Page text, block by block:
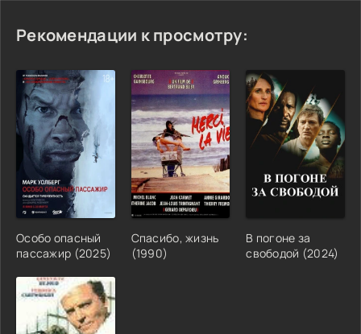
Рекомендации к просмотру:
Особо опасный
пассажир (2025)
Спасибо, жизнь
(1990)
В погоне за
свободой (2024)